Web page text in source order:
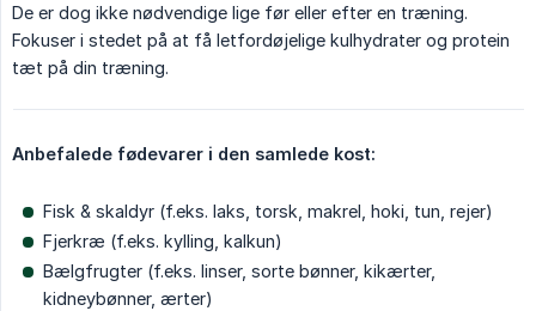
De er dog ikke nødvendige lige før eller efter en træning.
Fokuser i stedet på at få letfordøjelige kulhydrater og protein
tæt på din træning.
Anbefalede fødevarer i den samlede kost:
Fisk & skaldyr (f.eks. laks, torsk, makrel, hoki, tun, rejer)
Fjerkræ (f.eks. kylling, kalkun)
Bælgfrugter (f.eks. linser, sorte bønner, kikærter,
kidneybønner, ærter)